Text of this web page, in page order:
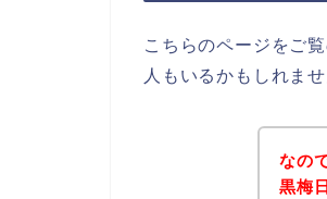
こちらのページをご
人もいるかもしれませ
なの
黒梅